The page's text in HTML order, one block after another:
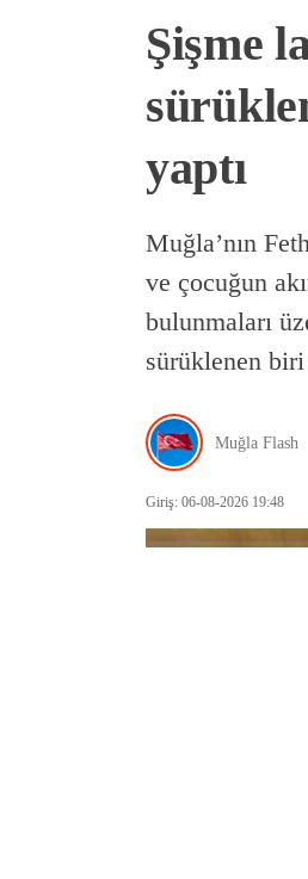
Şişme
yaptı
Muğla’nın
ve çocuğun
bulunmaları
sürüklenen
Muğla Flash
Giriş: 06-08-2026 19:48